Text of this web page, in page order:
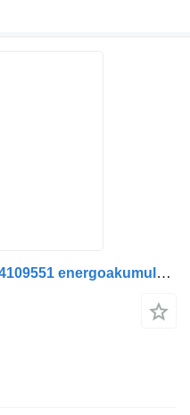
Knorr-Bremse passend 81504109551 energoakumulators paredzēts MAN TGA TGS TGX vilcēja